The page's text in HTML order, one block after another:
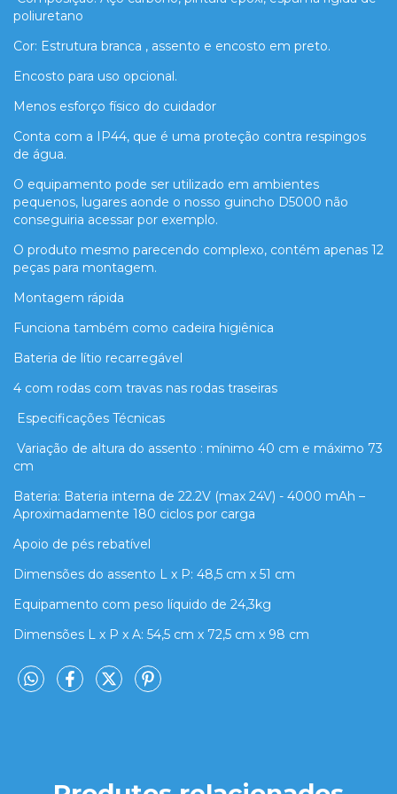
poliuretano
Cor: Estrutura branca , assento e encosto em preto.
Encosto para uso opcional.
Menos esforço físico do cuidador
Conta com a IP44, que é uma proteção contra respingos
de água.
O equipamento pode ser utilizado em ambientes
pequenos, lugares aonde o nosso guincho D5000 não
conseguiria acessar por exemplo.
O produto mesmo parecendo complexo, contém apenas 12
peças para montagem.
Montagem rápida
Funciona também como cadeira higiênica
Bateria de lítio recarregável
4 com rodas com travas nas rodas traseiras
Especificações Técnicas
Variação de altura do assento : mínimo 40 cm e máximo 73
cm
Bateria: Bateria interna de 22.2V (max 24V) - 4000 mAh –
Aproximadamente 180 ciclos por carga
Apoio de pés rebatível
Dimensões do assento L x P: 48,5 cm x 51 cm
Equipamento com peso líquido de 24,3kg
Dimensões L x P x A: 54,5 cm x 72,5 cm x 98 cm